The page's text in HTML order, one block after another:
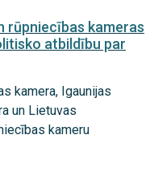
rūpniecības kameras
atbildību par
kamera, Igaunijas
un Lietuvas
kameru